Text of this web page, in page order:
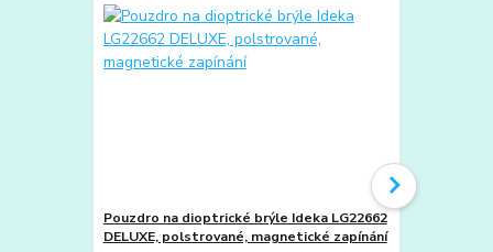
Pouzdro na dioptrické brýle Ideka LG22662
DELUXE, polstrované, magnetické zapínání